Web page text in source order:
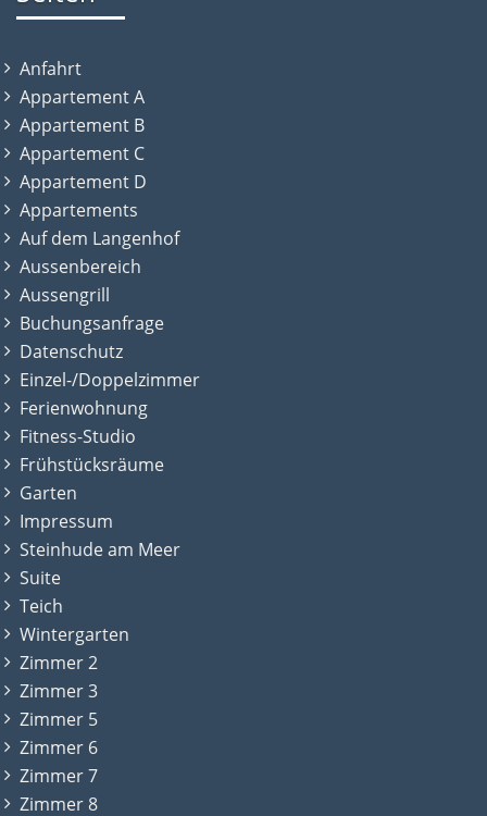
Anfahrt
Appartement A
Appartement B
Appartement C
Appartement D
Appartements
Auf dem Langenhof
Aussenbereich
Aussengrill
Buchungsanfrage
Datenschutz
Einzel-/Doppelzimmer
Ferienwohnung
Fitness-Studio
Frühstücksräume
Garten
Impressum
Steinhude am Meer
Suite
Teich
Wintergarten
Zimmer 2
Zimmer 3
Zimmer 5
Zimmer 6
Zimmer 7
Zimmer 8